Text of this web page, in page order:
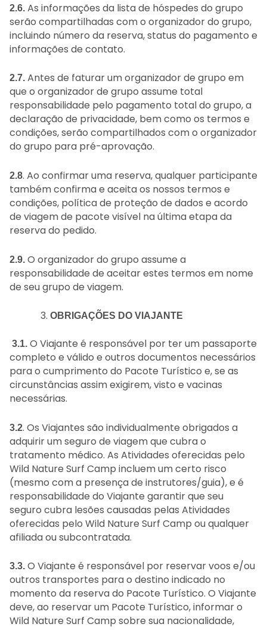
2.6. As informações da lista de hóspedes do grupo
serão compartilhadas com o organizador do grupo,
incluindo número da reserva, status do pagamento e
informações de contato.
2.7. Antes de faturar um organizador de grupo em
que o organizador de grupo assume total
responsabilidade pelo pagamento total do grupo, a
declaração de privacidade, bem como os termos e
condições, serão compartilhados com o organizador
do grupo para pré-aprovação.
2.8. Ao confirmar uma reserva, qualquer participante
também confirma e aceita os nossos termos e
condições, política de proteção de dados e acordo
de viagem de pacote visível na última etapa da
reserva do pedido.
2.9. O organizador do grupo assume a
responsabilidade de aceitar estes termos em nome
de seu grupo de viagem.
OBRIGAÇÕES DO VIAJANTE
3.1. O Viajante é responsável por ter um passaporte
completo e válido e outros documentos necessários
para o cumprimento do Pacote Turístico e, se as
circunstâncias assim exigirem, visto e vacinas
necessárias.
3.2. Os Viajantes são individualmente obrigados a
adquirir um seguro de viagem que cubra o
tratamento médico. As Atividades oferecidas pelo
Wild Nature Surf Camp incluem um certo risco
(mesmo com a presença de instrutores/guia), e é
responsabilidade do Viajante garantir que seu
seguro cubra lesões causadas pelas Atividades
oferecidas pelo Wild Nature Surf Camp ou qualquer
afiliada ou subcontratada.
3.3. O Viajante é responsável por reservar voos e/ou
outros transportes para o destino indicado no
momento da reserva do Pacote Turístico. O Viajante
deve, ao reservar um Pacote Turístico, informar o
Wild Nature Surf Camp sobre sua nacionalidade,